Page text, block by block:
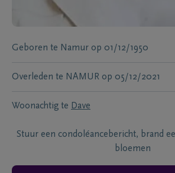
Geboren te Namur op 01/12/1950
Overleden te NAMUR op 05/12/2021
Woonachtig te Dave
Stuur een condoléancebericht, brand
bloemen